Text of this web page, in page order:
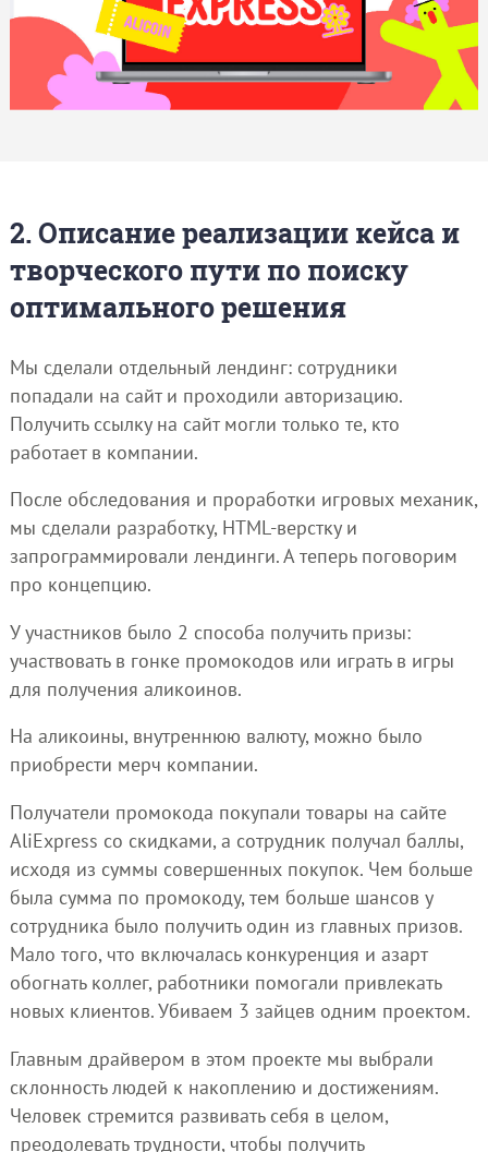
2. Описание реализации кейса и
творческого пути по поиску
оптимального решения
Мы сделали отдельный лендинг: сотрудники
попадали на сайт и проходили авторизацию.
Получить ссылку на сайт могли только те, кто
работает в компании.
После обследования и проработки игровых механик,
мы сделали разработку, HTML-верстку и
запрограммировали лендинги. А теперь поговорим
про концепцию.
У участников было 2 способа получить призы:
участвовать в гонке промокодов или играть в игры
для получения аликоинов.
На аликоины, внутреннюю валюту, можно было
приобрести мерч компании.
Получатели промокода покупали товары на сайте
AliExpress со скидками, а сотрудник получал баллы,
исходя из суммы совершенных покупок. Чем больше
была сумма по промокоду, тем больше шансов у
сотрудника было получить один из главных призов.
Мало того, что включалась конкуренция и азарт
обогнать коллег, работники помогали привлекать
новых клиентов. Убиваем 3 зайцев одним проектом.
Главным драйвером в этом проекте мы выбрали
склонность людей к накоплению и достижениям.
Человек стремится развивать себя в целом,
преодолевать трудности, чтобы получить